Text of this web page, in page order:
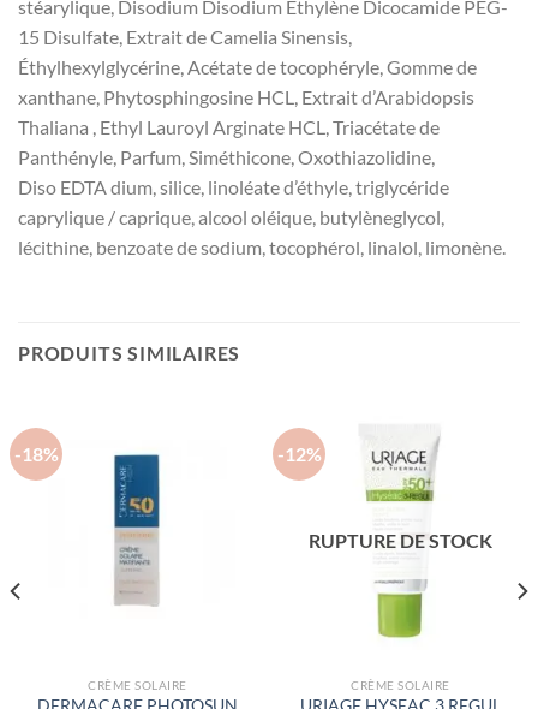
stéarylique, Disodium Disodium Ethylène Dicocamide PEG-
15 Disulfate, Extrait de Camelia Sinensis,
Éthylhexylglycérine, Acétate de tocophéryle, Gomme de
xanthane, Phytosphingosine HCL, Extrait d’Arabidopsis
Thaliana , Ethyl Lauroyl Arginate HCL, Triacétate de
Panthényle, Parfum, Siméthicone, Oxothiazolidine,
Diso EDTA dium, silice, linoléate d’éthyle, triglycéride
caprylique / caprique, alcool oléique, butylèneglycol,
lécithine, benzoate de sodium, tocophérol, linalol, limonène.
PRODUITS SIMILAIRES
-18%
CRÈME SOLAIRE
-12%
RUPTURE DE STOCK
CRÈME SOLAIRE